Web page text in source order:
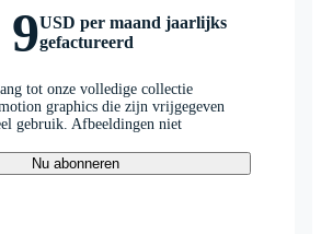
USD per maand jaarlijks
gefactureerd
tot onze volledige collectie
graphics die zijn vrijgegeven
gebruik. Afbeeldingen niet
Nu abonneren